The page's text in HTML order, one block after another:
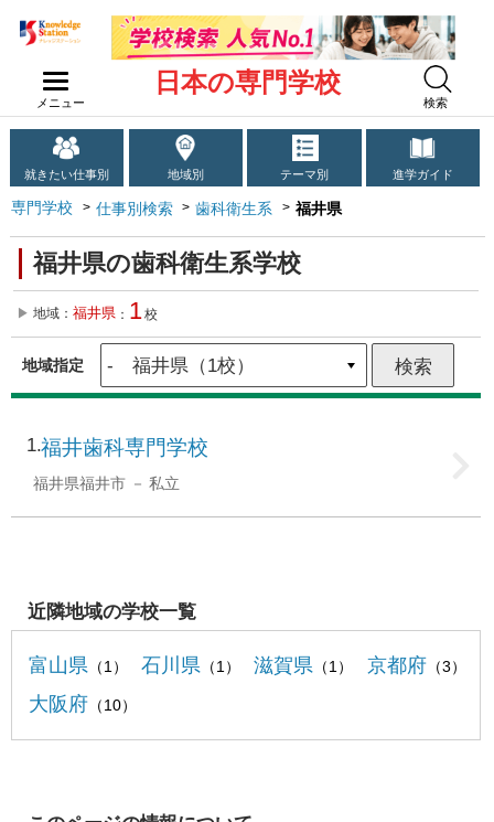
メニュー
日本の専門学校
検索
就きたい仕事別 地域別 テーマ別 進学ガイド
専門学校 仕事別検索 歯科衛生系 福井県
福井県の歯科衛生系学校
地域： 福井県 ： 1校
地域指定
1 福井歯科専門学校
福井県福井市 私立
近隣地域の学校一覧
富山県 （1） 石川県 （1） 滋賀県 （1） 京都府（3）
大阪府 （10）